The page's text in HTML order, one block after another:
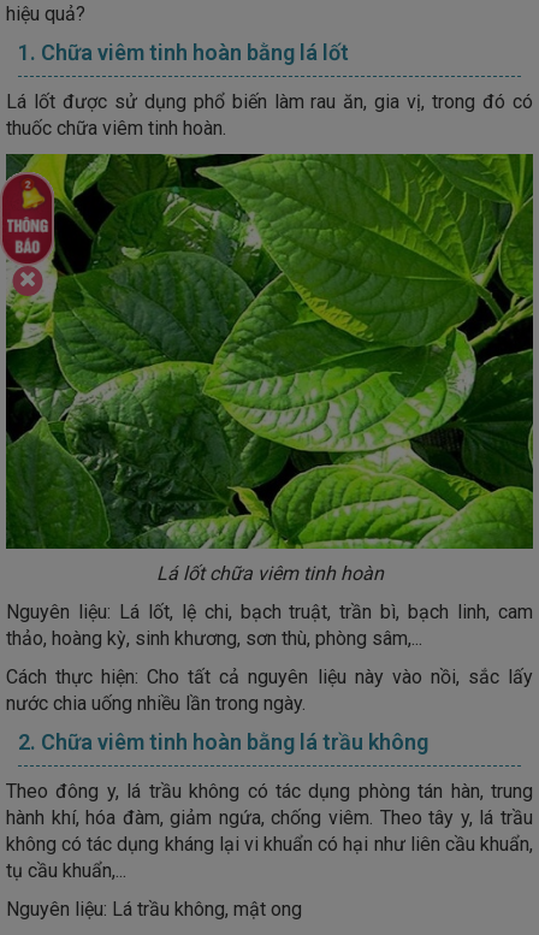
hiệu quả?
1. Chữa viêm tinh hoàn bằng lá lốt
Lá lốt được sử dụng phổ biến làm rau ăn, gia vị, trong đó có
thuốc chữa viêm tinh hoàn.
Lá lốt chữa viêm tinh hoàn
Nguyên liệu: Lá lốt, lệ chi, bạch truật, trần bì, bạch linh, cam
thảo, hoàng kỳ, sinh khương, sơn thù, phòng sâm,...
Cách thực hiện: Cho tất cả nguyên liệu này vào nồi, sắc lấy
nước chia uống nhiều lần trong ngày.
2. Chữa viêm tinh hoàn bằng lá trầu không
Theo đông y, lá trầu không có tác dụng phòng tán hàn, trung
hành khí, hóa đàm, giảm ngứa, chống viêm. Theo tây y, lá trầu
không có tác dụng kháng lại vi khuẩn có hại như liên cầu khuẩn,
tụ cầu khuẩn,...
Nguyên liệu: Lá trầu không, mật ong